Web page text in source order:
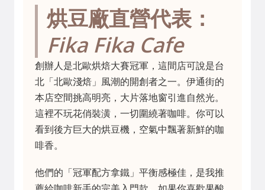
烘豆廠直營代表：
Fika Fika Cafe
創辦人是北歐烘焙大賽冠軍，這間店可說是台
北「北歐淺焙」風潮的開創者之一。伊通街的
本店空間挑高明亮，大片落地窗引進自然光。
這裡不玩花俏裝潢，一切圍繞著咖啡。你可以
看到後方巨大的烘豆機，空氣中飄著新鮮的咖
啡香。
他們的「冠軍配方拿鐵」平衡感極佳，是我推